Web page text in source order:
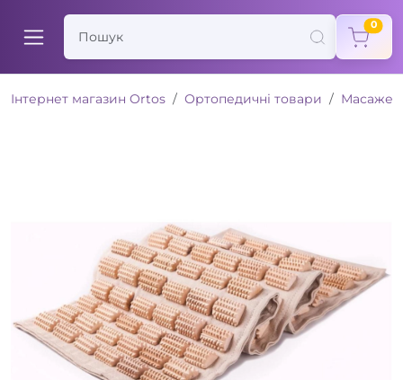
0
Інтернет магазин Ortos Ортопедичні товари